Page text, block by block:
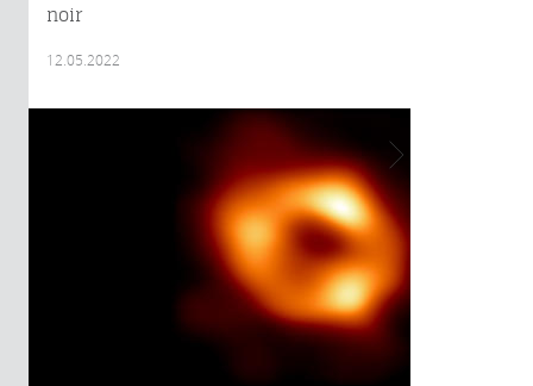
noir
12.05.2022